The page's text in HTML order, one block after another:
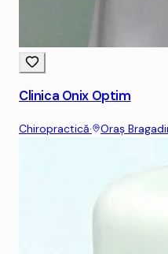
Clinica Onix Optim
Chiropractică· Oraş